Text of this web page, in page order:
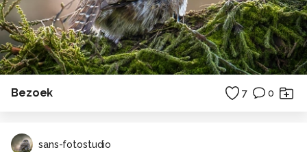
Bezoek 7 0
sans-fotostudio